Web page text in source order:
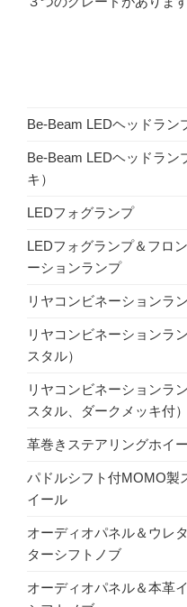
Be-Beam LEDヘッドラン
Be-Beam LEDヘッドラン
キ）
LEDフォグランプ
LEDフォグランプ＆フロ
ーションランプ
リヤコンビネーションラ
リヤコンビネーションラ
スタル）
リヤコンビネーションラ
スタル、ダークメッキ付）
革巻きステアリングホイ
パドルシフト付MOMO製
イール
オーディオパネル＆ウレ
ターシフトノブ
オーディオパネル＆本革